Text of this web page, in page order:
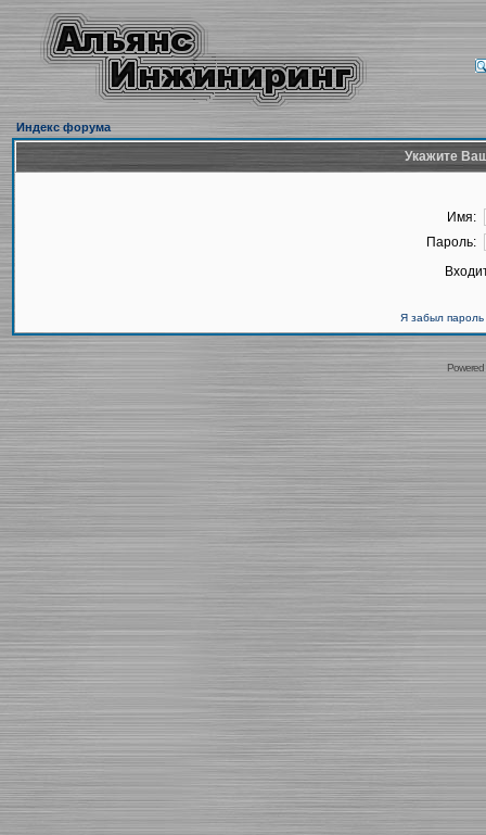
Индекс форума
Укажите
Имя:
Пароль:
Я забыл пароль